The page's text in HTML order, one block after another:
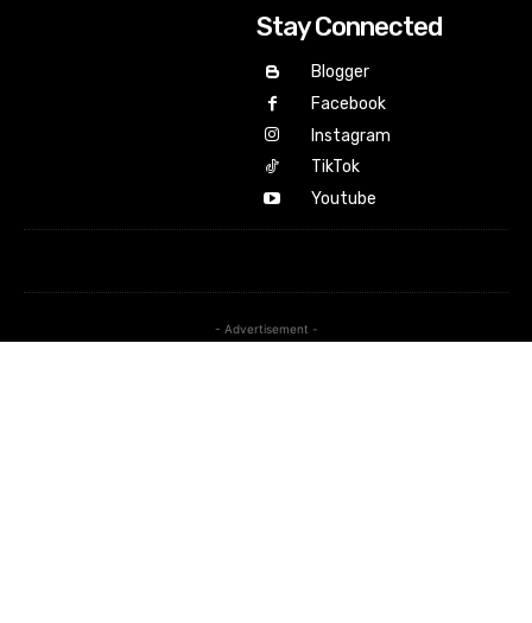
Stay Connected
Blogger
Facebook
Instagram
TikTok
Youtube
- Advertisement -